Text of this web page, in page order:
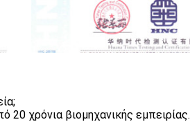
χρόνια βιομηχανικής εμπειρίας.